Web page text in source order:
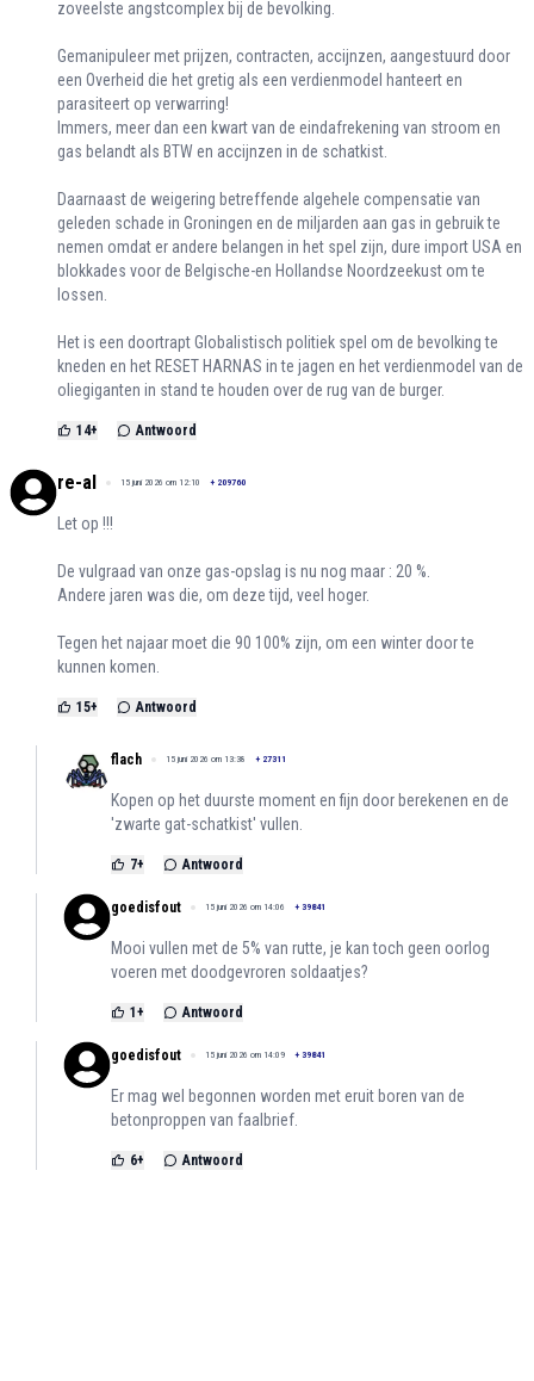
zoveelste angstcomplex bij de bevolking.
Gemanipuleer met prijzen, contracten, accijnzen, aangestuurd door
een Overheid die het gretig als een verdienmodel hanteert en
parasiteert op verwarring!
Immers, meer dan een kwart van de eindafrekening van stroom en
gas belandt als BTW en accijnzen in de schatkist.
Daarnaast de weigering betreffende algehele compensatie van
geleden schade in Groningen en de miljarden aan gas in gebruik te
nemen omdat er andere belangen in het spel zijn, dure import USA en
blokkades voor de Belgische-en Hollandse Noordzeekust om te
lossen.
Het is een doortrapt Globalistisch politiek spel om de bevolking te
kneden en het RESET HARNAS in te jagen en het verdienmodel van de
oliegiganten in stand te houden over de rug van de burger.
14+ Antwoord
re-al 15 juni 2026 om 12:10 + 209760
Let op !!!
De vulgraad van onze gas-opslag is nu nog maar : 20 %.
Andere jaren was die, om deze tijd, veel hoger.
Tegen het najaar moet die 90 100% zijn, om een winter door te
kunnen komen.
15+ Antwoord
flach 15 juni 2026 om 13:38 + 27311
Kopen op het duurste moment en fijn door berekenen en de
'zwarte gat-schatkist' vullen.
7+ Antwoord
goedisfout 15 juni 2026 om 14:06 + 39841
Mooi vullen met de 5% van rutte, je kan toch geen oorlog
voeren met doodgevroren soldaatjes?
1 + Antwoord
goedisfout 15 juni 2026 om 14:09 + 39841
Er mag wel begonnen worden met eruit boren van de
betonproppen van faalbrief.
6+ Antwoord